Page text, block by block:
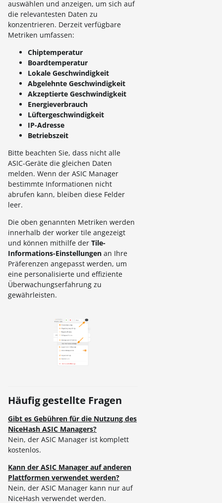
auswählen und anzeigen, um sich auf
die relevantesten Daten zu
konzentrieren. Derzeit verfügbare
Metriken umfassen:
Chiptemperatur
Boardtemperatur
Lokale Geschwindigkeit
Abgelehnte Geschwindigkeit
Akzeptierte Geschwindigkeit
Energieverbrauch
Lüftergeschwindigkeit
IP-Adresse
Betriebszeit
Bitte beachten Sie, dass nicht alle
ASIC-Geräte die gleichen Daten
melden. Wenn der ASIC Manager
bestimmte Informationen nicht
abrufen kann, bleiben diese Felder
leer.
Die oben genannten Metriken werden
innerhalb der worker tile angezeigt
und können mithilfe der Tile-
Informations-Einstellungen an Ihre
Präferenzen angepasst werden, um
eine personalisierte und effiziente
Überwachungserfahrung zu
gewährleisten.
Häufig gestellte Fragen
Gibt es Gebühren für die Nutzung des
NiceHash ASIC Managers?
Nein, der ASIC Manager ist komplett
kostenlos.
Kann der ASIC Manager auf anderen
Plattformen verwendet werden?
Nein, der ASIC Manager kann nur auf
NiceHash verwendet werden.